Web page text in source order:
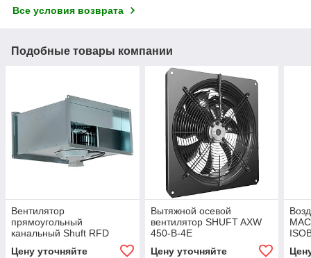
Все условия возврата
Подобные товары компании
Вентилятор
прямоугольный
канальный Shuft RFD
Цену уточняйте
Вытяжной осевой
вентилятор SHUFT AXW
450-B-4E
Цену уточняйте